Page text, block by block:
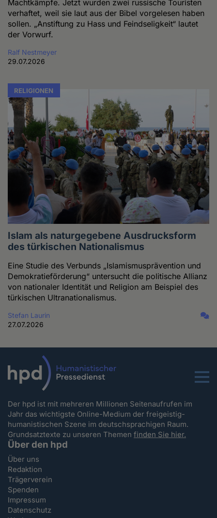
Machtkämpfe. Jetzt wurden zwei russische Touristen
verhaftet, weil sie laut aus der Bibel vorgelesen haben
sollen. „Anstiftung zu Hass und Feindseligkeit“ lautet
der Vorwurf.
Ralf Nestmeyer
29.07.2026
RELIGIONEN
Islam als naturgegebene Ausdrucksform
des türkischen Nationalismus
Eine Studie des Verbunds „Islamismusprävention und
Demokratieförderung“ untersucht die politische Allianz
von nationaler Identität und Religion am Beispiel des
türkischen Ultranationalismus.
Stefan Laurin
27.07.2026
Menu
Der hpd ist mit mehreren Millionen Seitenaufrufen im
Jahr das wichtigste Online-Medium der freigeistig-
humanistischen Szene im deutschsprachigen Raum.
Grundsatztexte zu unseren Themenfinden Sie hier.
Über den hpd
Über uns
Redaktion
Trägerverein
Spenden
Impressum
Datenschutz